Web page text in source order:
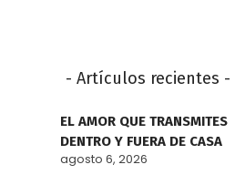
- Artículos recientes -
EL AMOR QUE TRANSMITES
DENTRO Y FUERA DE CASA
agosto 6, 2026